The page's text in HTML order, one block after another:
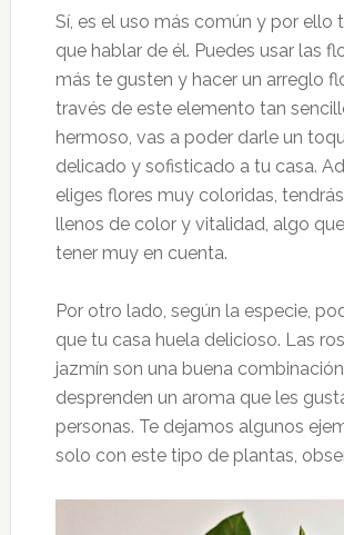
Sí, es el uso más común y por ello
que hablar de él. Puedes usar las
más te gusten y hacer un arreglo
través de este elemento tan
hermoso, vas a poder darle un
delicado y sofisticado a tu casa.
eliges flores muy coloridas,
llenos de color y vitalidad, algo
tener muy en cuenta.
Por otro lado, según la especie,
que tu casa huela delicioso. Las
jazmín son una buena
desprenden un aroma que les
personas. Te dejamos algunos
solo con este tipo de plantas,